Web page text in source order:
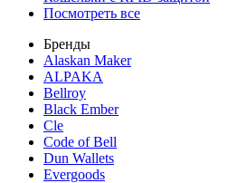
Посмотреть все
Бренды
Alaskan Maker
ALPAKA
Bellroy
Black Ember
Cle
Code of Bell
Dun Wallets
Evergoods